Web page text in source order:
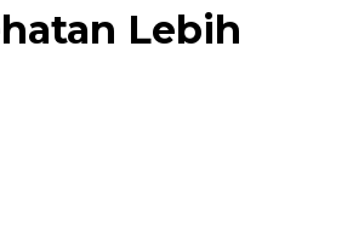
Lebih